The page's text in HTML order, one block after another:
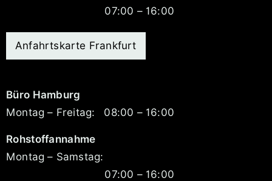
07:00 – 16:00
Anfahrtskarte Frankfurt
Büro Hamburg
Montag – Freitag:
08:00 – 16:00
Rohstoffannahme
Montag – Samstag:
07:00 – 16:00